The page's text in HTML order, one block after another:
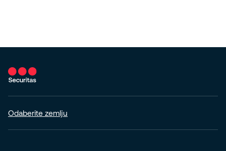
Odaberite zemlju